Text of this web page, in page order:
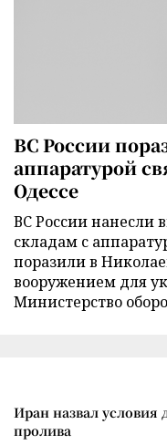
ВС России
аппаратурой
Одессе
ВС России нанесли
складам с
поразили в
вооружением для
Министерство
Иран назвал условия
пролива